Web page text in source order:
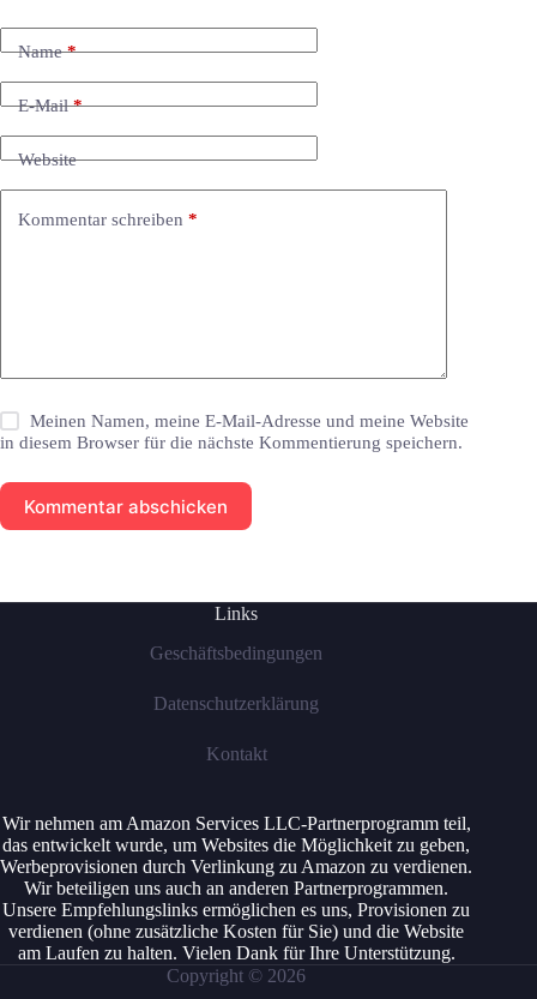
Name*
E-Mail*
Website
Kommentar schreiben *
Meinen Namen, meine E-Mail-Adresse und meine Website
in diesem Browser für die nächste Kommentierung speichern.
Kommentar abschicken
Links
Geschäftsbedingungen
Datenschutzerklärung
Kontakt
Wir nehmen am Amazon Services LLC-Partnerprogramm teil,
das entwickelt wurde, um Websites die Möglichkeit zu geben,
Werbeprovisionen durch Verlinkung zu Amazon zu verdienen.
Wir beteiligen uns auch an anderen Partnerprogrammen.
Unsere Empfehlungslinks ermöglichen es uns, Provisionen zu
verdienen (ohne zusätzliche Kosten für Sie) und die Website
am Laufen zu halten. Vielen Dank für Ihre Unterstützung.
Copyright © 2026